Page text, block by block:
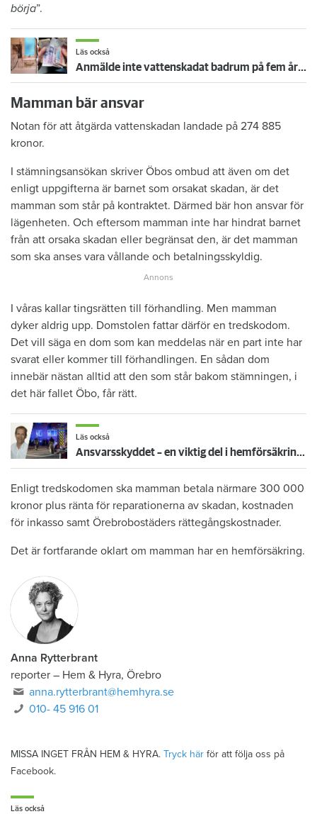
börja”.
Läs också
Anmälde inte vattenskadat badrum på fem år – krävs på 125 000 kronor
Mamman bär ansvar
Notan för att åtgärda vattenskadan landade på 274 885
kronor.
I stämningsansökan skriver Öbos ombud att även om det
enligt uppgifterna är barnet som orsakat skadan, är det
mamman som står på kontraktet. Därmed bär hon ansvar för
lägenheten. Och eftersom mamman inte har hindrat barnet
från att orsaka skadan eller begränsat den, är det mamman
som ska anses vara vållande och betalningsskyldig.
I våras kallar tingsrätten till förhandling. Men mamman
dyker aldrig upp. Domstolen fattar därför en tredskodom.
Det vill säga en dom som kan meddelas när en part inte har
svarat eller kommer till förhandlingen. En sådan dom
innebär nästan alltid att den som står bakom stämningen, i
det här fallet Öbo, får rätt.
Läs också
Ansvarsskyddet – en viktig del i hemförsäkringen
Enligt tredskodomen ska mamman betala närmare 300 000
kronor plus ränta för reparationerna av skadan, kostnaden
för inkasso samt Örebrobostäders rättegångskostnader.
Det är fortfarande oklart om mamman har en hemförsäkring.
Anna Rytterbrant
reporter – Hem & Hyra, Örebro
anna.rytterbrant@hemhyra.se
010- 45 916 01
MISSA INGET FRÅN HEM & HYRA. Tryck här för att följa oss på
Facebook.
Läs också